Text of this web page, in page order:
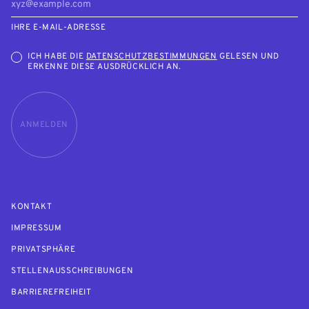
IHRE E-MAIL-ADRESSE
ICH HABE DIEDATENSCHUTZBESTIMMUNGENGELESEN UND
ERKENNE DIESE AUSDRÜCKLICH AN.
ANMELDEN
KONTAKT
IMPRESSUM
PRIVATSPHÄRE
STELLENAUSSCHREIBUNGEN
BARRIEREFREIHEIT